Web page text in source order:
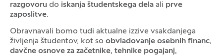
razgovoru do iskanja študentskega dela ali prve
zaposlitve.
Obravnavali bomo tudi aktualne izzive vsakdanjega
življenja študentov, kot so obvladovanje osebnih financ,
davčne osnove za začetnike, tehnike pogajanj,